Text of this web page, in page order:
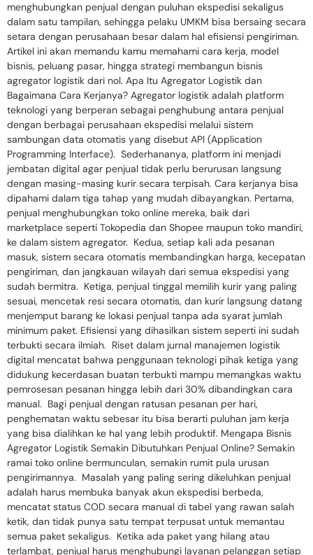
menghubungkan penjual dengan puluhan ekspedisi sekaligus
dalam satu tampilan, sehingga pelaku UMKM bisa bersaing secara
setara dengan perusahaan besar dalam hal efisiensi pengiriman.
Artikel ini akan memandu kamu memahami cara kerja, model
bisnis, peluang pasar, hingga strategi membangun bisnis
agregator logistik dari nol. Apa Itu Agregator Logistik dan
Bagaimana Cara Kerjanya? Agregator logistik adalah platform
teknologi yang berperan sebagai penghubung antara penjual
dengan berbagai perusahaan ekspedisi melalui sistem
sambungan data otomatis yang disebut API (Application
Programming Interface). Sederhananya, platform ini menjadi
jembatan digital agar penjual tidak perlu berurusan langsung
dengan masing-masing kurir secara terpisah. Cara kerjanya bisa
dipahami dalam tiga tahap yang mudah dibayangkan. Pertama,
penjual menghubungkan toko online mereka, baik dari
marketplace seperti Tokopedia dan Shopee maupun toko mandiri,
ke dalam sistem agregator. Kedua, setiap kali ada pesanan
masuk, sistem secara otomatis membandingkan harga, kecepatan
pengiriman, dan jangkauan wilayah dari semua ekspedisi yang
sudah bermitra. Ketiga, penjual tinggal memilih kurir yang paling
sesuai, mencetak resi secara otomatis, dan kurir langsung datang
menjemput barang ke lokasi penjual tanpa ada syarat jumlah
minimum paket. Efisiensi yang dihasilkan sistem seperti ini sudah
terbukti secara ilmiah. Riset dalam jurnal manajemen logistik
digital mencatat bahwa penggunaan teknologi pihak ketiga yang
didukung kecerdasan buatan terbukti mampu memangkas waktu
pemrosesan pesanan hingga lebih dari 30% dibandingkan cara
manual. Bagi penjual dengan ratusan pesanan per hari,
penghematan waktu sebesar itu bisa berarti puluhan jam kerja
yang bisa dialihkan ke hal yang lebih produktif. Mengapa Bisnis
Agregator Logistik Semakin Dibutuhkan Penjual Online? Semakin
ramai toko online bermunculan, semakin rumit pula urusan
pengirimannya. Masalah yang paling sering dikeluhkan penjual
adalah harus membuka banyak akun ekspedisi berbeda,
mencatat status COD secara manual di tabel yang rawan salah
ketik, dan tidak punya satu tempat terpusat untuk memantau
semua paket sekaligus. Ketika ada paket yang hilang atau
terlambat, penjual harus menghubungi layanan pelanggan setiap